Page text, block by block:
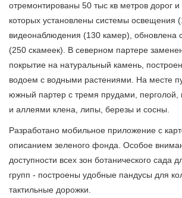
отремонтированы 50 тыс кв метров дорог и
которых установлены системы освещения
видеонаблюдения (130 камер), обновлена
(250 скамеек). В северном партере
покрытие на натуральный камень,
водоем с водными растениями. На месте
южный партер с тремя прудами, перголой,
и аллеями клена, липы, березы и сосны.
Разработано мобильное приложение с
описанием зеленого фонда. Особое
доступности всех зон ботанического сада
групп - построены удобные пандусы для
тактильные дорожки.